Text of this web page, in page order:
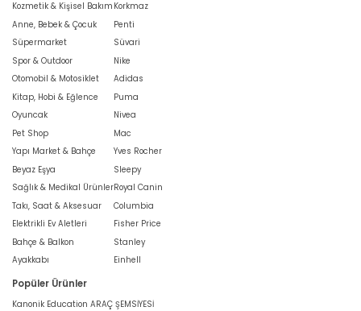
Kozmetik & Kişisel Bakım
Anne, Bebek & Çocuk
Süpermarket
Spor & Outdoor
Otomobil & Motosiklet
Kitap, Hobi & Eğlence
Oyuncak
Pet Shop
Yapı Market & Bahçe
Beyaz Eşya
Sağlık & Medikal Ürünler
Takı, Saat & Aksesuar
Elektrikli Ev Aletleri
Bahçe & Balkon
Ayakkabı
Korkmaz
Penti
Süvari
Nike
Adidas
Puma
Nivea
Mac
Yves Rocher
Sleepy
Royal Canin
Columbia
Fisher Price
Stanley
Einhell
Popüler Ürünler
Kanonik Education ARAÇ ŞEMSİYESİ